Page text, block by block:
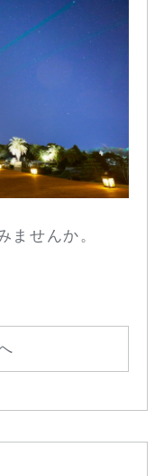
ませんか。